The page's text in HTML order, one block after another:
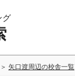
グ
矢口渡周辺の校舎一覧